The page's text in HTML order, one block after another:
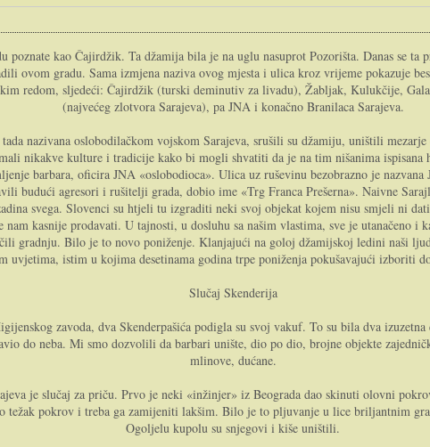
kao Čajirdžik. Ta džamija bila je na uglu nasuprot Pozorišta. Danas se ta
ovom gradu. Sama izmjena naziva ovog mjesta i ulica kroz vrijeme pokazuje
redom, sljedeći: Čajirdžik (turski deminutiv za livadu), Žabljak, Kulukčije,
(najvećeg zlotvora Sarajeva), pa JNA i konačno Branilaca Sarajeva.
nazivana oslobodilačkom vojskom Sarajeva, srušili su džamiju, uništili
nikakve kulture i tradicije kako bi mogli shvatiti da je na tim nišanima
barbara, oficira JNA «oslobodioca». Ulica uz ruševinu bezobrazno je
budući agresori i rušitelji grada, dobio ime «Trg Franca Prešerna». Naivne
svega. Slovenci su htjeli tu izgraditi neki svoj objekat kojem nisu smjeli ni
kasnije prodavati. U tajnosti, u dosluhu sa našim vlastima, sve je utanačeno
gradnju. Bilo je to novo poniženje. Klanjajući na goloj džamijskoj ledini naši
istim u kojima desetinama godina trpe poniženja pokušavajući izboriti
Slučaj Skenderija
zavoda, dva Skenderpašića podigla su svoj vakuf. To su bila dva
do neba. Mi smo dozvolili da barbari unište, dio po dio, brojne objekte
mlinove, dućane.
je slučaj za priču. Prvo je neki «inžinjer» iz Beograda dao skinuti olovni
težak pokrov i treba ga zamijeniti lakšim. Bilo je to pljuvanje u lice briljantnim
Ogoljelu kupolu su snjegovi i kiše uništili.